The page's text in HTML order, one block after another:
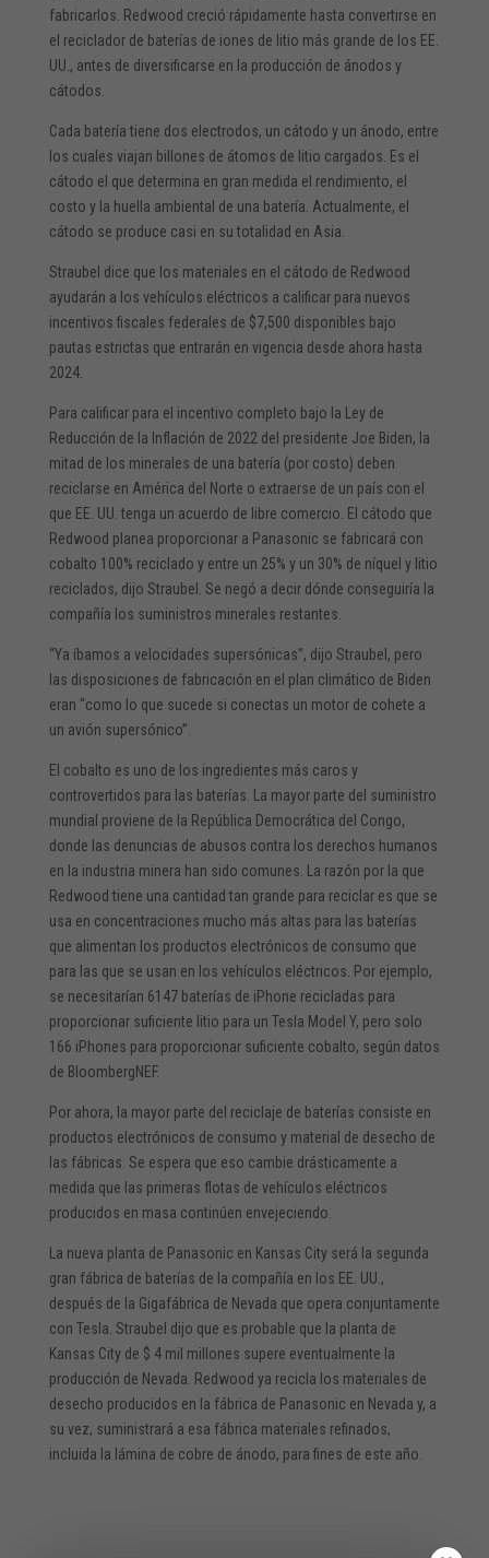
fabricarlos. Redwood creció rápidamente hasta convertirse en
el reciclador de baterías de iones de litio más grande de los EE.
UU., antes de diversificarse en la producción de ánodos y
cátodos.
Cada batería tiene dos electrodos, un cátodo y un ánodo, entre
los cuales viajan billones de átomos de litio cargados. Es el
cátodo el que determina en gran medida el rendimiento, el
costo y la huella ambiental de una batería. Actualmente, el
cátodo se produce casi en su totalidad en Asia.
Straubel dice que los materiales en el cátodo de Redwood
ayudarán a los vehículos eléctricos a calificar para nuevos
incentivos fiscales federales de $7,500 disponibles bajo
pautas estrictas que entrarán en vigencia desde ahora hasta
2024.
Para calificar para el incentivo completo bajo la Ley de
Reducción de la Inflación de 2022 del presidente Joe Biden, la
mitad de los minerales de una batería (por costo) deben
reciclarse en América del Norte o extraerse de un país con el
que EE. UU. tenga un acuerdo de libre comercio. El cátodo que
Redwood planea proporcionar a Panasonic se fabricará con
cobalto 100% reciclado y entre un 25% y un 30% de níquel y litio
reciclados, dijo Straubel. Se negó a decir dónde conseguiría la
compañía los suministros minerales restantes.
“Ya íbamos a velocidades supersónicas”, dijo Straubel, pero
las disposiciones de fabricación en el plan climático de Biden
eran “como lo que sucede si conectas un motor de cohete a
un avión supersónico”.
El cobalto es uno de los ingredientes más caros y
controvertidos para las baterías. La mayor parte del suministro
mundial proviene de la República Democrática del Congo,
donde las denuncias de abusos contra los derechos humanos
en la industria minera han sido comunes. La razón por la que
Redwood tiene una cantidad tan grande para reciclar es que se
usa en concentraciones mucho más altas para las baterías
que alimentan los productos electrónicos de consumo que
para las que se usan en los vehículos eléctricos. Por ejemplo,
se necesitarían 6147 baterías de iPhone recicladas para
proporcionar suficiente litio para un Tesla Model Y, pero solo
166 iPhones para proporcionar suficiente cobalto, según datos
de BloombergNEF.
Por ahora, la mayor parte del reciclaje de baterías consiste en
productos electrónicos de consumo y material de desecho de
las fábricas. Se espera que eso cambie drásticamente a
medida que las primeras flotas de vehículos eléctricos
producidos en masa continúen envejeciendo.
La nueva planta de Panasonic en Kansas City será la segunda
gran fábrica de baterías de la compañía en los EE. UU.,
después de la Gigafábrica de Nevada que opera conjuntamente
con Tesla. Straubel dijo que es probable que la planta de
Kansas City de $ 4 mil millones supere eventualmente la
producción de Nevada. Redwood ya recicla los materiales de
desecho producidos en la fábrica de Panasonic en Nevada y, a
su vez, suministrará a esa fábrica materiales refinados,
incluida la lámina de cobre de ánodo, para fines de este año.